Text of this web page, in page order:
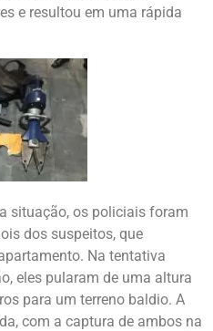
e resultou em uma rápida
situação, os policiais foram
dos suspeitos, que
Na tentativa
eles pularam de uma altura
para um terreno baldio. A
com a captura de ambos na